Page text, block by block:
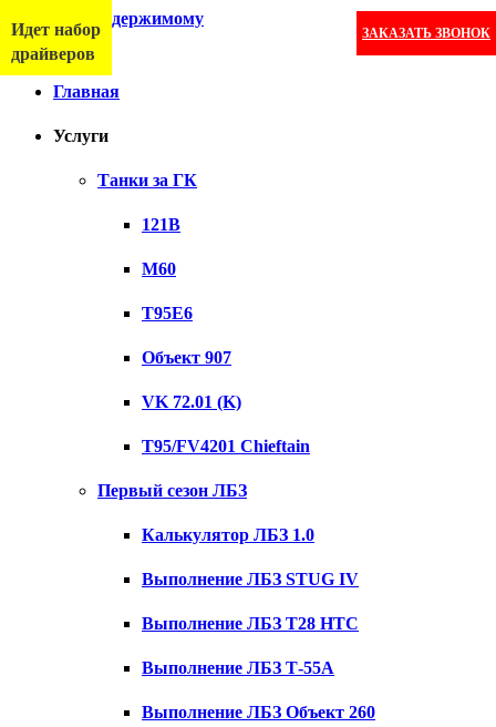
Перейти к содержимому
ЗАКАЗАТЬ ЗВОНОК
Меню
Главная
Услуги
Танки за ГК
121B
M60
T95E6
Объект 907
VK 72.01 (K)
T95/FV4201 Chieftain
Первый сезон ЛБЗ
Калькулятор ЛБЗ 1.0
Выполнение ЛБЗ STUG IV
Выполнение ЛБЗ T28 HTC
Выполнение ЛБЗ Т-55А
Выполнение ЛБЗ Объект 260
Идет набор
драйверов